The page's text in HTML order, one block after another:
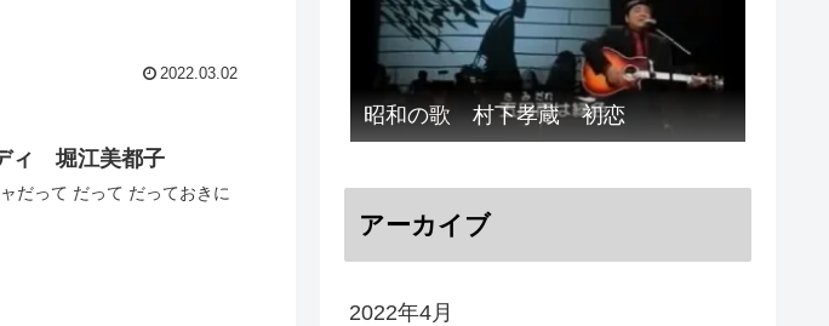
2022.03.02
ィ 堀江美都子
だって だって だっておきに
昭和の歌 村下孝蔵 初恋
アーカイブ
2022年4月